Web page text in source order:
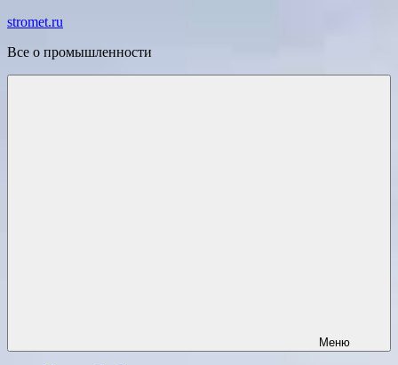
Перейти
содержимому
stromet.ru
Все о промышленности
Меню